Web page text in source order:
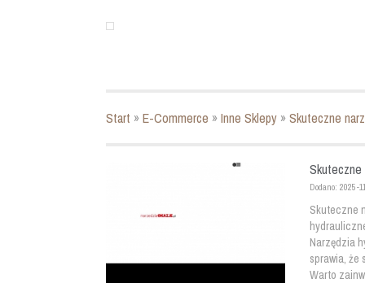
Start »E-Commerce »Inne Sklepy »Skuteczne
Skuteczne
Dodano: 2025-
Skuteczne
Narzędzia
sprawia, że
Warto